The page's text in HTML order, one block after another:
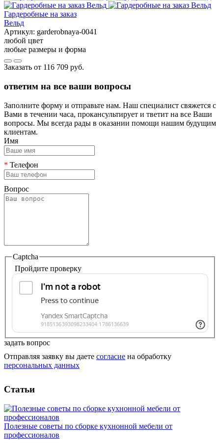
Гардеробные на заказ
Вельд
Артикул: garderobnaya-0041
любой цвет
любые размеры и форма
Заказать от 116 709 руб.
ответим на все ваши вопросы
Заполните форму и отправьте нам. Наш специалист свяжется с
Вами в течении часа, прокансультирует и тветит на все Ваши
вопросы. Мы всегда рады в оказании помощи нашим будущим
клиентам.
Имя
* Телефон
Вопрос
Captcha
Пройдите проверку
задать вопрос
Отправляя заявку вы даете согласие на обработку
персональных данных
Статьи
Полезные советы по сборке кухнонной мебели от
профессионалов